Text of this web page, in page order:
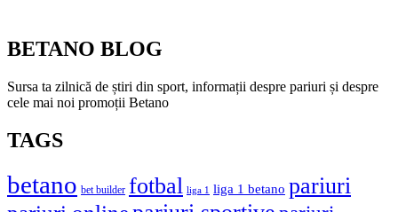
BETANO BLOG
Sursa ta zilnică de știri din sport, informații despre pariuri și despre
cele mai noi promoții Betano
TAGS
betano bet builder fotbal liga 1 liga 1 betano pariuri